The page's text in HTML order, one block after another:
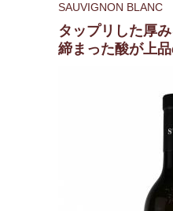
SAUVIGNON BLANC
タップリした厚
締まった酸が上品